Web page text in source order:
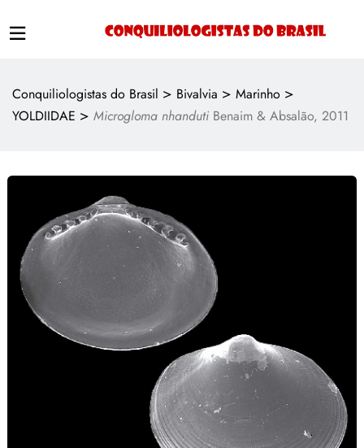
Conquiliologistas do Brasil > Bivalvia > Marinho >
YOLDIIDAE > Microgloma nhanduti Benaim & Absalão, 2011